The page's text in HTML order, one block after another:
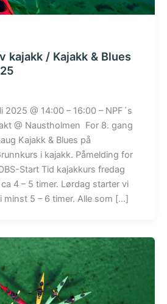
kajakk / Kajakk & Blues
2025 @ 14:00 – 16:00 – NPF´s
@ Naustholmen For 8. gang
Kajakk & Blues på
i kajakk. Påmelding for
Start Tid kajakkurs fredag
4 – 5 timer. Lørdag starter vi
minst 5 – 6 timer. Alle som […]